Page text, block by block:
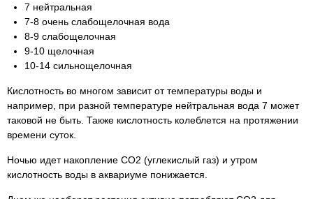
7 нейтральная
7-8 очень слабощелочная вода
8-9 слабощелочная
9-10 щелочная
10-14 сильнощелочная
Кислотность во многом зависит от температуры воды и
например, при разной температуре нейтральная вода 7 может
таковой не быть. Также кислотность колеблется на протяжении
времени суток.
Ночью идет накопление CO2 (углекислый газ) и утром
кислотность воды в аквариуме понижается.